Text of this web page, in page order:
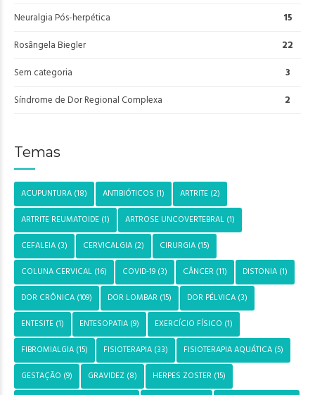
Neuralgia Pós-herpética 15
Rosângela Biegler 22
Sem categoria 3
Síndrome de Dor Regional Complexa 2
Temas
ACUPUNTURA (18) ANTIBIÓTICOS (1) ARTRITE (2)
ARTRITE REUMATOIDE (1) ARTROSE UNCOVERTEBRAL (1)
CEFALEIA (3) CERVICALGIA (2) CIRURGIA (15)
COLUNA CERVICAL (16) COVID-19 (3) CÂNCER (11) DISTONIA (1)
DOR CRÔNICA (109) DOR LOMBAR (15) DOR PÉLVICA (3)
ENTESITE (1) ENTESOPATIA (9) EXERCÍCIO FÍSICO (1)
FIBROMIALGIA (15) FISIOTERAPIA (33) FISIOTERAPIA AQUÁTICA (5)
GESTAÇÃO (9) GRAVIDEZ (8) HERPES ZOSTER (15)